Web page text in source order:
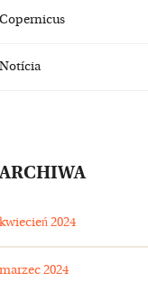
Copernicus
Notícia
ARCHIWA
kwiecień 2024
marzec 2024